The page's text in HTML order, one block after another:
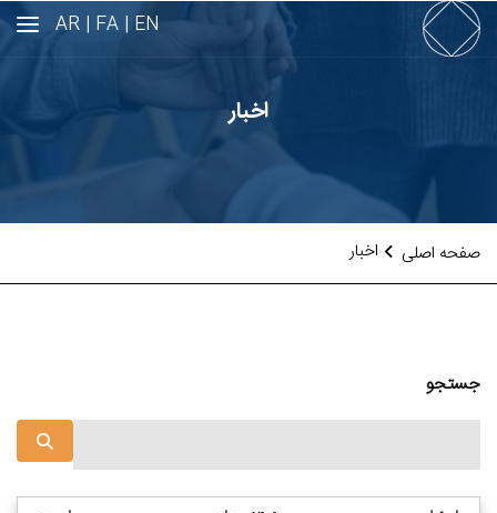
EN |
FA |
AR
اخبار
صفحه اصلی اخبار
جستجو